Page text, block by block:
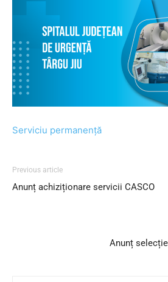
Serviciu permanență
Previous article
Anunț achiziționare servicii CASCO
Anunț